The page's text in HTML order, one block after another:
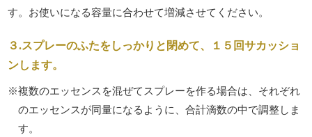
す。お使いになる容量に合わせて増減させてください。
３.スプレーのふたをしっかりと閉めて、１５回サカッショ
ンします。
※複数のエッセンスを混ぜてスプレーを作る場合は、それぞれ
のエッセンスが同量になるように、合計滴数の中で調整しま
す。